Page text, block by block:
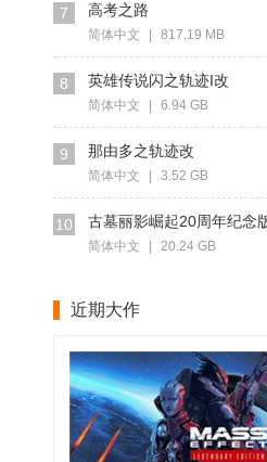
7 高考之路
简体中文 817.19 MB
8 英雄传说闪之轨迹I改
简体中文 6.94 GB
9 那由多之轨迹改
简体中文 3.52 GB
10 古墓丽影崛起20周年纪念
简体中文 20.24 GB
近期大作